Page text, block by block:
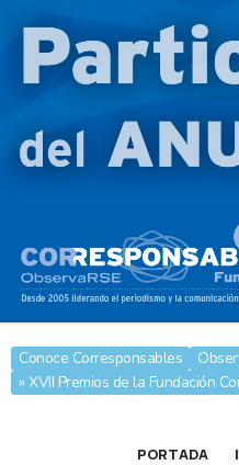
Conoce Corresponsables
» XVII Premios de la Fundación
PORTADA |